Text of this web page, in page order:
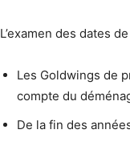
L’examen des dates
Les Goldwings de
compte du
De la fin des